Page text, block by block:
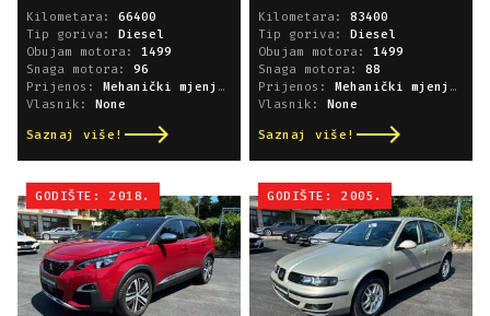
Kilometara: 66400
Tip goriva:
Diesel
Obujam motora: 1499
Snaga motora: 96
Prijenos:
Mehanički mjenjač
Vlasnik:
None
Saznaj više!
Kilometara: 83400
Tip goriva:
Diesel
Obujam motora: 1499
Snaga motora: 88
Prijenos:
Mehanički mjenjač
Vlasnik:
None
Saznaj više!
GODIŠTE: 2018. GODIŠTE: 2005.